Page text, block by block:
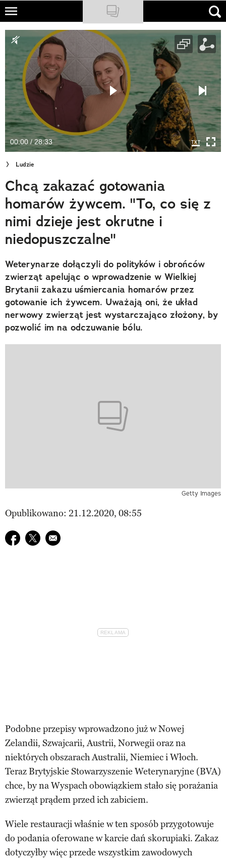
Skip
main
content
NATIONAL GEOGRAPHIC
TRAVELER
PODCASTY
Sklep
Newsletter
Cuda Polski
Wielki Konkurs Fotograficzny
Trendbook Podróżniczy
Polecane
00:00 / 28:33
Ludzie
Chcą zakazać gotowania
homarów żywcem. "To, co się z
nimi dzieje jest okrutne i
niedopuszczalne"
Weterynarze dołączyli do polityków i obrońców
zwierząt apelując o wprowadzenie w Wielkiej
Brytanii zakazu uśmiercania homarów przez
gotowanie ich żywcem. Uważają oni, że układ
nerwowy zwierząt jest wystarczająco złożony, by
pozwolić im na odczuwanie bólu.
Getty Images
Opublikowano: 21.12.2020, 08:55
Udostępnij na facebook
Udostępnij na twitter
E-mail do przyjaciela
Podobne przepisy wprowadzono już w Nowej
Zelandii, Szwajcarii, Austrii, Norwegii oraz na
niektórych obszarach Australii, Niemiec i Włoch.
Teraz Brytyjskie Stowarzyszenie Weterynaryjne (BVA)
chce, by na Wyspach obowiązkiem stało się porażania
zwierząt prądem przed ich zabiciem.
Wiele restauracji właśnie w ten sposób przygotowuje
do podania oferowane w karcie dań skorupiaki. Zakaz
dotyczyłby więc przede wszystkim zawodowych